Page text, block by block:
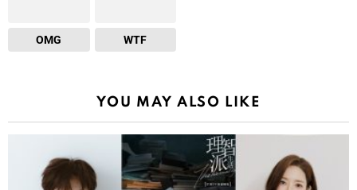
OMG WTF
YOU MAY ALSO LIKE